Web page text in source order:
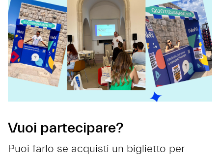
Vuoi partecipare?
Puoi farlo se acquisti un biglietto per